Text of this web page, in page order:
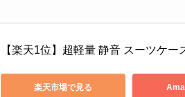
【楽天1位】超軽量 静音 スーツケ
楽天市場で見る